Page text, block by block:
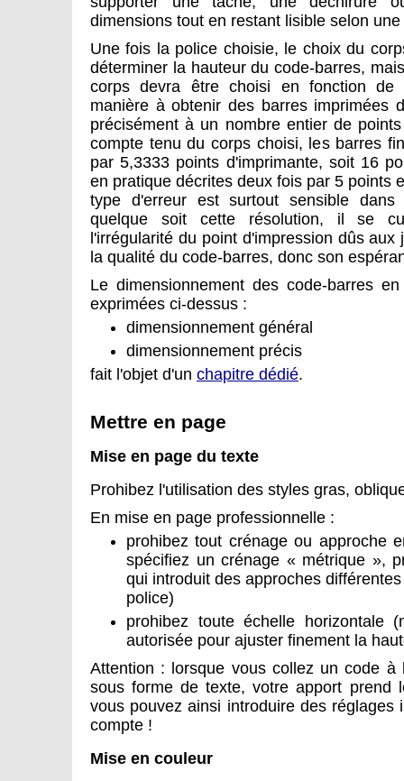
dimensions tout en restant lisible selon
Une fois la police choisie, le choix du
déterminer la hauteur du code-barres,
corps devra être choisi en fonction de
manière à obtenir des barres imprimées
précisément à un nombre entier de
compte tenu du corps choisi, les barres
par 5,3333 points d'imprimante, soit 16
en pratique décrites deux fois par 5 points
type d'erreur est surtout sensible
quelque soit cette résolution, il se
l'irrégularité du point d'impression dûs
la qualité du code-barres, donc son
Le dimensionnement des code-barres
exprimées ci-dessus :
dimensionnement général
dimensionnement précis
fait l'objet d'un chapitre dédié.
Mettre en page
Mise en page du texte
Prohibez l'utilisation des styles gras,
En mise en page professionnelle :
prohibez tout crénage ou approche
spécifiez un crénage « métrique »,
qui introduit des approches
police)
prohibez toute échelle horizontale
autorisée pour ajuster finement la
Attention : lorsque vous collez un code
sous forme de texte, votre apport prend
vous pouvez ainsi introduire des réglages
compte !
Mise en couleur